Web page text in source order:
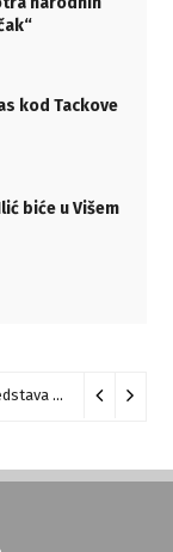
kod Tackove
biće u Višem
Simboličan povratak cara u palatu: Predstava “Galerije” na Romulijani